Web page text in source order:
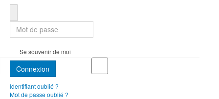
Se souvenir de moi
Connexion
Identifiant oublié ?
Mot de passe oublié ?